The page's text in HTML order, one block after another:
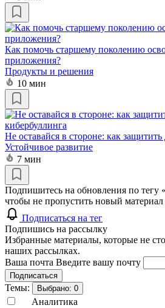
Как помочь старшему поколению
приложения?
Продукты и решения
10 мин
Не оставайся в стороне: как защитить
Устойчивое развитие
7 мин
Подпишитесь на обновления по тегу
чтобы не пропустить новый
Подписаться на тег
Подпишись на рассылку
Избранные материалы, которые не
наших рассылках.
Ваша почта Введите вашу почту
Подписаться
Темы: Выбрано: 0
Аналитика